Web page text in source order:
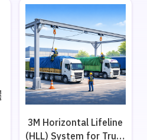
3M Horizontal Lifeline
(HLL) System for Truck